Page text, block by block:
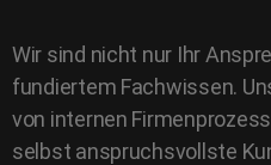
Wir sind nicht nur Ihr
fundiertem Fachwissen.
von internen
selbst anspruchsvollste